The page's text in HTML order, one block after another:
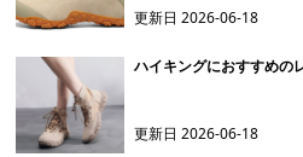
更新日2026-06-18
ハイキングにおすすめの
更新日2026-06-18